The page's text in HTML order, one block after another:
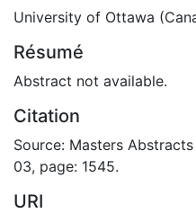
University of Ottawa
Résumé
Abstract not available.
Citation
Source: Masters
03, page: 1545.
URI